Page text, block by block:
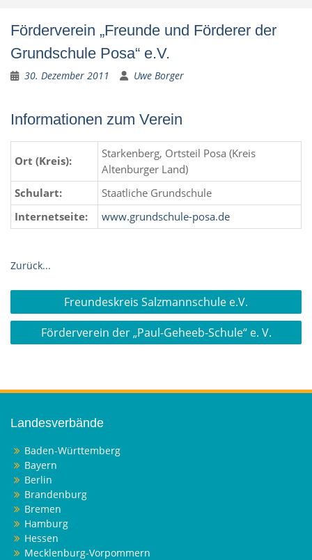
Förderverein „Freunde und Förderer der
Grundschule Posa“ e.V.
30. Dezember 2011 Uwe Borger
Informationen zum Verein
Ort (Kreis):
Starkenberg, Ortsteil Posa (Kreis
Altenburger Land)
Schulart:
Staatliche Grundschule
Internetseite:
www.grundschule-posa.de
Zurück...
Beitragsnavigation
Freundeskreis Salzmannschule e.V.
Förderverein der „Paul-Geheeb-Schule“ e. V.
Landesverbände
Baden-Württemberg
Bayern
Berlin
Brandenburg
Bremen
Hamburg
Hessen
Mecklenburg-Vorpommern